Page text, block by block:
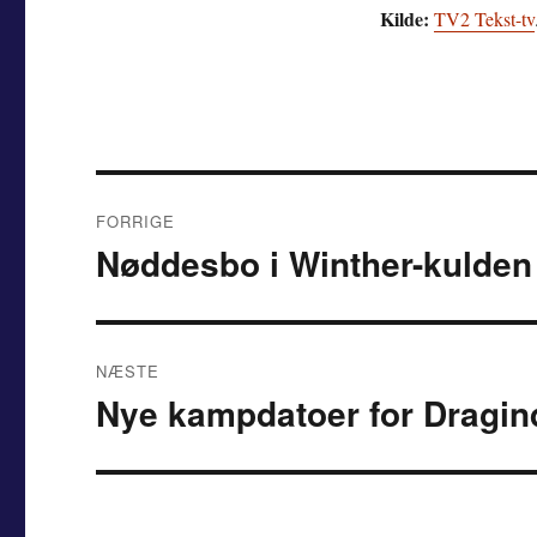
Kilde: TV2 Tekst-tv.
FORRIGE
Forrige
Nøddesbo i Winther-kulden
NÆSTE
Næste
indlæg:
Nye kampdatoer for